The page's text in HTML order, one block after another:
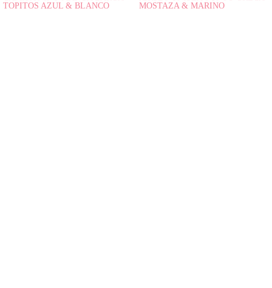
TOPITOS AZUL & BLANCO
MOSTAZA & MARINO